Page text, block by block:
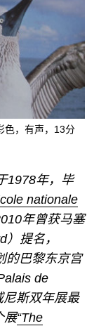
色，有声，13分
1978年，毕
nationale
年曾获马塞
提名，
的巴黎东京宫
de
尼斯双年展最
展“The